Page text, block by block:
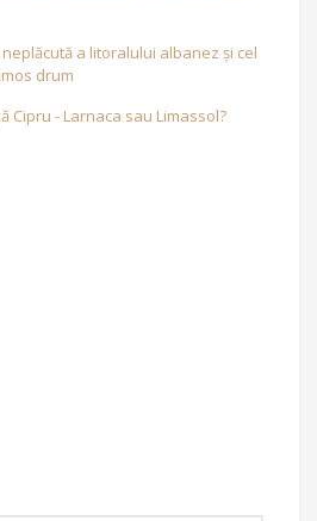
a litoralului albanez și cel
drum
Cipru - Larnaca sau Limassol?